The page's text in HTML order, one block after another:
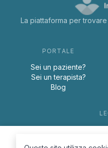
La piattaforma per
PORTALE
Sei un paziente?
Sei un terapista?
Blog